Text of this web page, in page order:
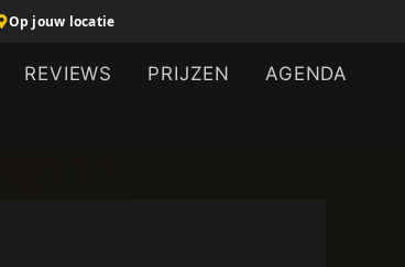
Op jouw locatie
REVIEWS PRIJZEN AGENDA